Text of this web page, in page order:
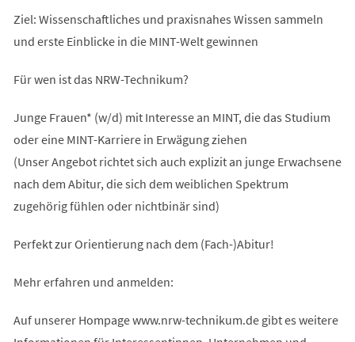
Ziel: Wissenschaftliches und praxisnahes Wissen sammeln
und erste Einblicke in die MINT-Welt gewinnen
Für wen ist das NRW-Technikum?
Junge Frauen* (w/d) mit Interesse an MINT, die das Studium
oder eine MINT-Karriere in Erwägung ziehen
(Unser Angebot richtet sich auch explizit an junge Erwachsene
nach dem Abitur, die sich dem weiblichen Spektrum
zugehörig fühlen oder nichtbinär sind)
Perfekt zur Orientierung nach dem (Fach-)Abitur!
Mehr erfahren und anmelden:
Auf unserer Hompage www.nrw-technikum.de gibt es weitere